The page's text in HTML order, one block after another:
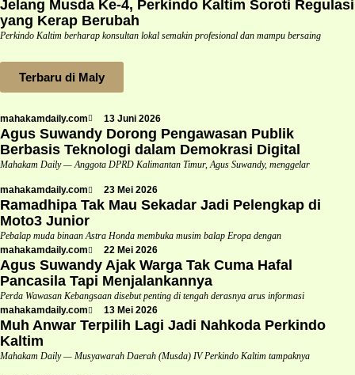
Jelang Musda Ke-4, Perkindo Kaltim Soroti Regulasi
yang Kerap Berubah
Perkindo Kaltim berharap konsultan lokal semakin profesional dan mampu bersaing
Terbaru di Maly
mahakamdaily.com 13 Juni 2026
Agus Suwandy Dorong Pengawasan Publik
Berbasis Teknologi dalam Demokrasi Digital
Mahakam Daily — Anggota DPRD Kalimantan Timur, Agus Suwandy, menggelar
mahakamdaily.com 23 Mei 2026
Ramadhipa Tak Mau Sekadar Jadi Pelengkap di
Moto3 Junior
Pebalap muda binaan Astra Honda membuka musim balap Eropa dengan
mahakamdaily.com
22 Mei 2026
Agus Suwandy Ajak Warga Tak Cuma Hafal
Pancasila Tapi Menjalankannya
Perda Wawasan Kebangsaan disebut penting di tengah derasnya arus informasi
mahakamdaily.com
13 Mei 2026
Muh Anwar Terpilih Lagi Jadi Nahkoda Perkindo
Kaltim
Mahakam Daily — Musyawarah Daerah (Musda) IV Perkindo Kaltim tampaknya